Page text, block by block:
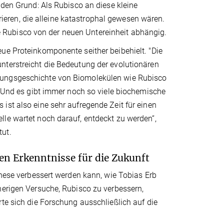
Grund: Als Rubisco an diese kleine
die alleine katastrophal gewesen wären.
von der neuen Untereinheit abhängig.
Proteinkomponente seither beibehielt. "Die
die Bedeutung der evolutionären
von Biomolekülen wie Rubisco
es gibt immer noch so viele biochemische
also eine sehr aufregende Zeit für einen
wartet noch darauf, entdeckt zu werden“,
Erkenntnisse für die Zukunft
verbessert werden kann, wie Tobias Erb
Versuche, Rubisco zu verbessern,
sich die Forschung ausschließlich auf die